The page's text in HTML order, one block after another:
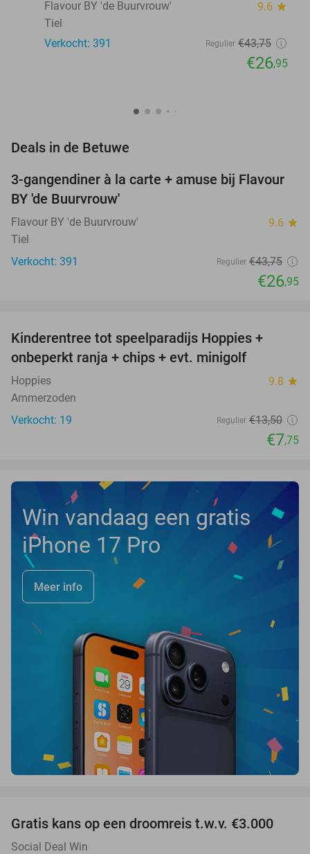
Flavour BY 'de Buurvrouw' 9.6 star
Tiel
Verkocht: 391
Regulier €43,75
€26,95
Deals in de Betuwe
38%
3-gangendiner à la carte + amuse bij Flavour
BY 'de Buurvrouw'
Flavour BY 'de Buurvrouw' 9.6 star
Tiel
Verkocht: 391
Regulier €43,75
€26,95
TODAY
Kinderentree tot speelparadijs Hoppies +
onbeperkt ranja + chips + evt. minigolf
Hoppies 9.8 star
Ammerzoden
Verkocht: 19
Regulier €13,50
€7,75
Win vandaag een gratis
iPhone 17 Pro
Meer info
Gratis kans op een droomreis t.w.v. €3.000
Social Deal Win